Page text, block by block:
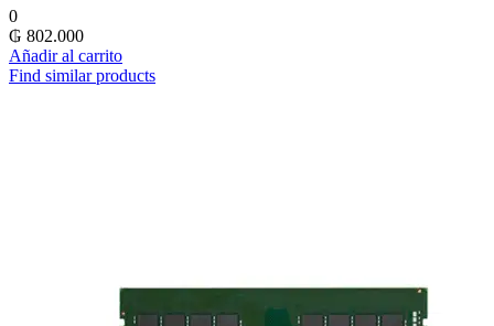
0
₲ 802.000
Añadir al carrito
Find similar products